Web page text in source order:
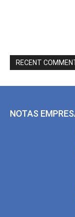
RECENT
NOTAS